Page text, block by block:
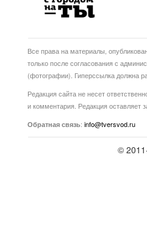
Все права на материалы,
только после согласования с
(фотографии). Гиперссылка должна
Редакция сайта не несет
и комментария. Редакция оставляет
Обратная связь: info@tversvod.ru
©